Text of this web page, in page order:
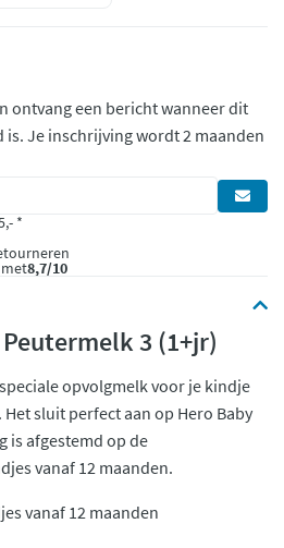
ontvang een bericht wanneer dit
is. Je inschrijving wordt 2 maanden
*
8,7/10
3 (1+jr)
opvolgmelk voor je kindje
sluit perfect aan op Hero Baby
is afgestemd op de
vanaf 12 maanden.
vanaf 12 maanden